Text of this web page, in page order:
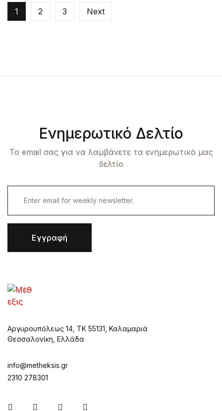
1 2 3 Next
Ενημερωτικό Δελτίο
Το email σας για να λαμβάνετε τα ενημερωτικό μας
δελτίο
Εγγραφή
Αργυρουπόλεως 14, ΤΚ 55131, Καλαμαριά
Θεσσαλονίκη, Ελλάδα
info@metheksis.gr
2310 278301
InstagramFacebookTwitter